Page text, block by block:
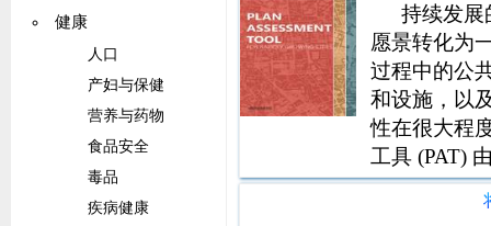
健康
人口
产妇与保健
营养与药物
食品安全
毒品
疾病健康
持续发展
愿景转化为
过程中的公
和设施，以
性在很大程
工具 (PAT)
方式帮助确
可持续发展